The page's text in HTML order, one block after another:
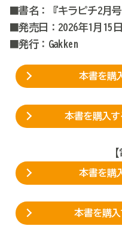
■書名：『キラピチ2月号
■発売日：2026年1月15日
■発行：Gakken
本書を購
本書を購入す
本書を購
本書を購入